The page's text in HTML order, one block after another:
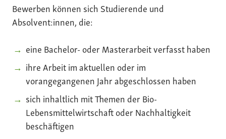
Bewerben können sich Studierende und
Absolvent:innen, die:
eine Bachelor- oder Masterarbeit verfasst haben
ihre Arbeit im aktuellen oder im
vorangegangenen Jahr abgeschlossen haben
sich inhaltlich mit Themen der Bio-
Lebensmittelwirtschaft oder Nachhaltigkeit
beschäftigen